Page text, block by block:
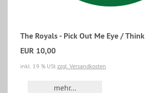
The Royals ‎- Pick Out Me Eye / Think
EUR 10,00
inkl. 19 % USt zzgl. Versandkosten
mehr...